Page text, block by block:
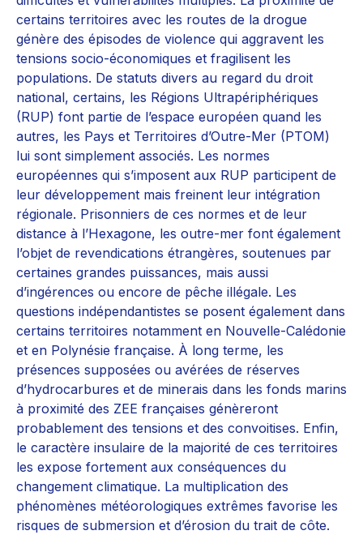
certains territoires avec les routes de la drogue
génère des épisodes de violence qui aggravent les
tensions socio-économiques et fragilisent les
populations. De statuts divers au regard du droit
national, certains, les Régions Ultrapériphériques
(RUP) font partie de l’espace européen quand les
autres, les Pays et Territoires d’Outre-Mer (PTOM)
lui sont simplement associés. Les normes
européennes qui s’imposent aux RUP participent de
leur développement mais freinent leur intégration
régionale. Prisonniers de ces normes et de leur
distance à l’Hexagone, les outre-mer font également
l’objet de revendications étrangères, soutenues par
certaines grandes puissances, mais aussi
d’ingérences ou encore de pêche illégale. Les
questions indépendantistes se posent également dans
certains territoires notamment en Nouvelle-Calédonie
et en Polynésie française. À long terme, les
présences supposées ou avérées de réserves
d’hydrocarbures et de minerais dans les fonds marins
à proximité des ZEE françaises génèreront
probablement des tensions et des convoitises. Enfin,
le caractère insulaire de la majorité de ces territoires
les expose fortement aux conséquences du
changement climatique. La multiplication des
phénomènes météorologiques extrêmes favorise les
risques de submersion et d’érosion du trait de côte.